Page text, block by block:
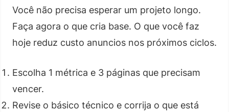
Você não precisa esperar um projeto longo.
Faça agora o que cria base. O que você faz
hoje reduz custo anuncios nos próximos ciclos.
Escolha 1 métrica e 3 páginas que precisam
vencer.
Revise o básico técnico e corrija o que está